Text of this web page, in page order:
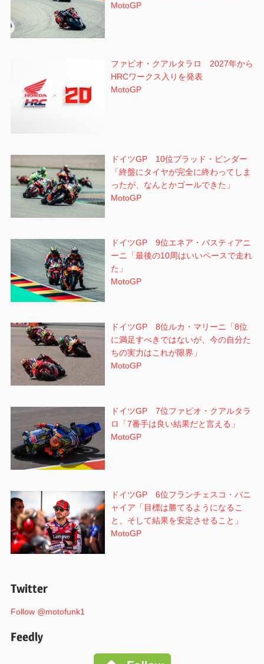
MotoGP
ファビオ・クアルタラロ 2027年から
HRCワークス入りを発表
MotoGP
ドイツGP 10位ブラッド・ビンダー
「終盤にタイヤが完全に終わってしま
ったが、なんとかゴールできた」
MotoGP
ドイツGP 9位エネア・バスティアニ
ーニ「最後の10周はいいペースで走れ
た」
MotoGP
ドイツGP 8位ルカ・マリーニ「8位
に満足すべきではないが、今の自分た
ちの実力はこれが限界」
MotoGP
ドイツGP 7位ファビオ・クアルタラ
ロ「7番手は良い結果だと言える」
MotoGP
ドイツGP 6位フランチェスコ・バニ
ャイア「目標は勝てるようになるこ
と、そして結果を安定させること」
MotoGP
Twitter
Follow @motofunk1
Feedly